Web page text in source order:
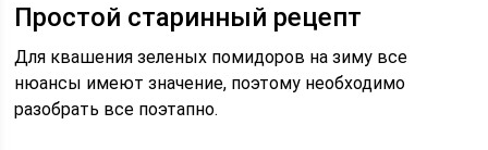
Простой старинный рецепт
Для квашения зеленых помидоров на зиму все
нюансы имеют значение, поэтому необходимо
разобрать все поэтапно.